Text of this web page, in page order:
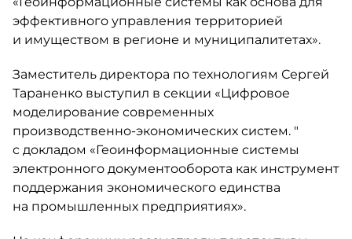
эффективного управления территорией
и имуществом в регионе и муниципалитетах».
Заместитель директора по технологиям Сергей
Тараненко выступил в секции «Цифровое
моделирование современных
производственно-экономических систем. "
с докладом «Геоинформационные системы
электронного документооборота как инструмент
поддержания экономического единства
на промышленных предприятиях».